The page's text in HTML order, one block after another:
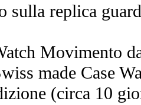
sulla replica
Movimento
made Case
(circa 10